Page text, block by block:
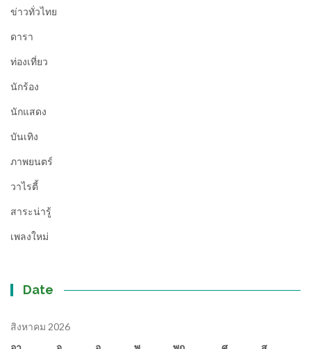
ข่าวทั่วไทย
ดารา
ท่องเที่ยว
นักร้อง
นักแสดง
บันเทิง
ภาพยนตร์
วาไรตี้
สาระน่ารู้
เพลงใหม่
Date
สิงหาคม 2026